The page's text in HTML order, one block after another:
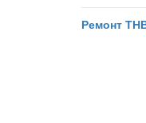
Ремонт